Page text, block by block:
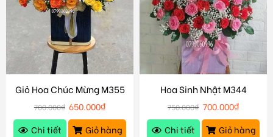
Giỏ Hoa Chúc Mừng M355
700.000₫ 650.000₫
Chi tiết
Giỏ hàng
Hoa Sinh Nhật M344
750.000₫ 700.000₫
Chi tiết
Giỏ hàng